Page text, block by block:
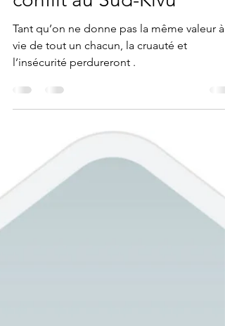
non appropriée de la
MONUSCO dans le
conflit au Sud-Kivu
Tant qu’on ne donne pas la même valeur à
vie de tout un chacun, la cruauté et
l’insécurité perdureront .